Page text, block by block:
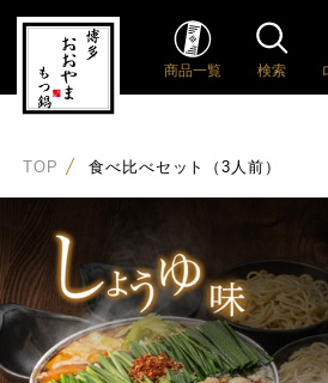
商品一覧 検索
TOP 食べ比べセット（3人前）